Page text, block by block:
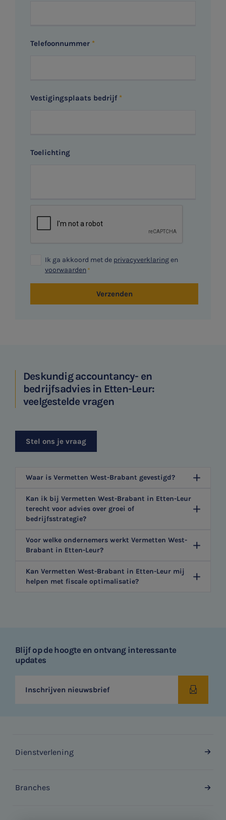
Telefoonnummer
Vestigingsplaats bedrijf
Toelichting
Ik ga akkoord met de privacyverklaringen
voorwaarden
Verzenden
Deskundig accountancy- en
bedrijfsadvies in Etten-Leur:
veelgestelde vragen
Stel ons je vraag
Waar is Vermetten West-Brabant gevestigd?
Kan ik bij Vermetten West-Brabant in Etten-Leur
terecht voor advies over groei of
bedrijfsstrategie?
Voor welke ondernemers werkt Vermetten West-
Brabant in Etten-Leur?
Kan Vermetten West-Brabant in Etten-Leur mij
helpen met fiscale optimalisatie?
Blijf op de hoogte en ontvang interessante
updates
Inschrijven nieuwsbrief
Dienstverlening
Branches